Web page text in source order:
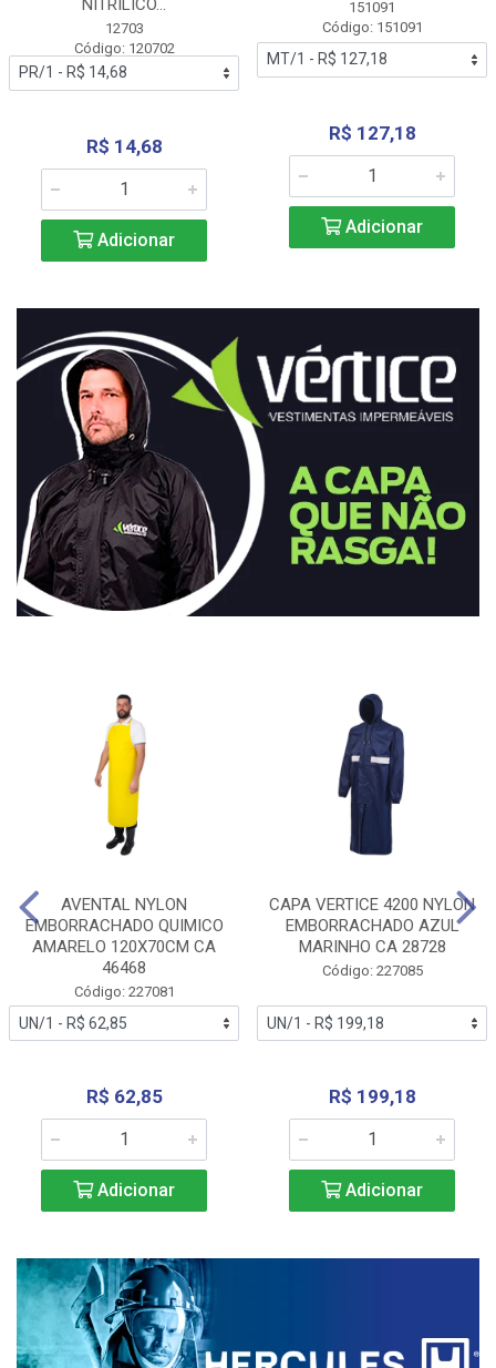
NITRÍLICO...
12703
Código: 120702
R$ 14,68
Adicionar
151091
Código: 151091
R$ 127,18
Adicionar
AVENTAL NYLON
EMBORRACHADO QUIMICO
AMARELO 120X70CM CA
46468
Código: 227081
R$ 62,85
Adicionar
CAPA VERTICE 4200 NYLON
EMBORRACHADO AZUL
MARINHO CA 28728
Código: 227085
R$ 199,18
Adicionar